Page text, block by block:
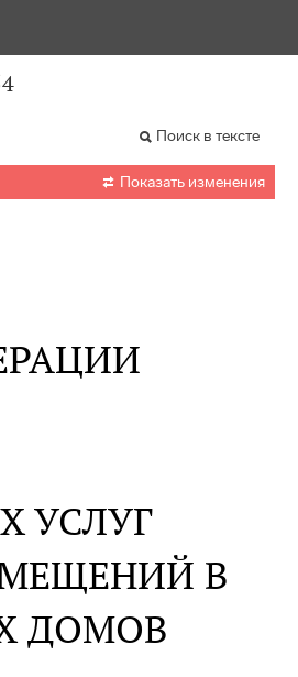
Поиск в тексте
 Показать изменения
УСЛУГ
В
ДОМОВ